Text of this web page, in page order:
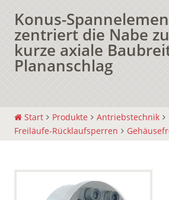
Konus-
zentriert die Nabe
kurze axiale
Plananschlag
Start Produkte
Antriebstechnik
Freiläufe-Rücklaufsperren